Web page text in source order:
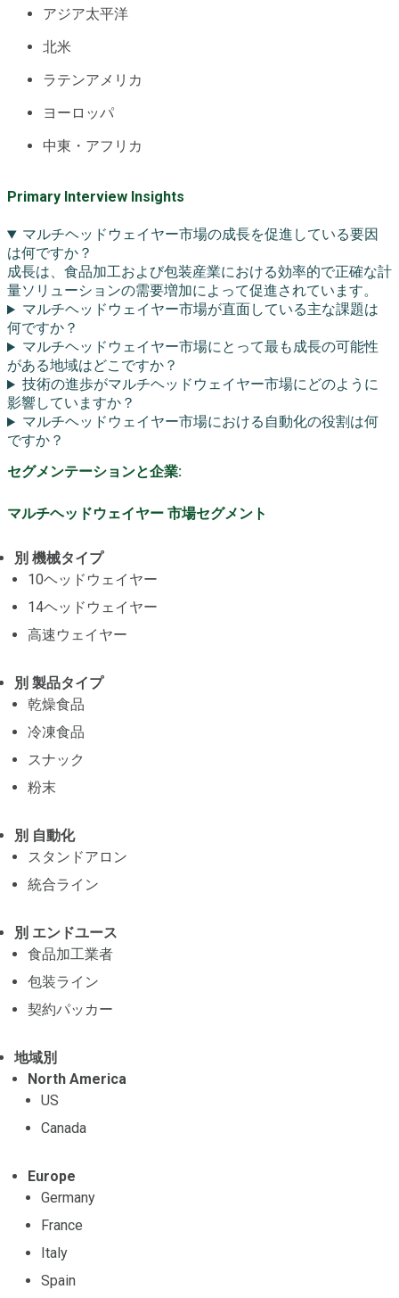
アジア太平洋
北米
ラテンアメリカ
ヨーロッパ
中東・アフリカ
Primary Interview Insights
マルチヘッドウェイヤー市場の成長を促進している要因
は何ですか？
成長は、食品加工および包装産業における効率的で正確な計
量ソリューションの需要増加によって促進されています。
マルチヘッドウェイヤー市場が直面している主な課題は
何ですか？
マルチヘッドウェイヤー市場にとって最も成長の可能性
がある地域はどこですか？
技術の進歩がマルチヘッドウェイヤー市場にどのように
影響していますか？
マルチヘッドウェイヤー市場における自動化の役割は何
ですか？
セグメンテーションと企業:
マルチヘッドウェイヤー 市場セグメント
別 機械タイプ
10ヘッドウェイヤー
14ヘッドウェイヤー
高速ウェイヤー
別 製品タイプ
乾燥食品
冷凍食品
スナック
粉末
別 自動化
スタンドアロン
統合ライン
別 エンドユース
食品加工業者
包装ライン
契約パッカー
地域別
North America
US
Canada
Europe
Germany
France
Italy
Spain